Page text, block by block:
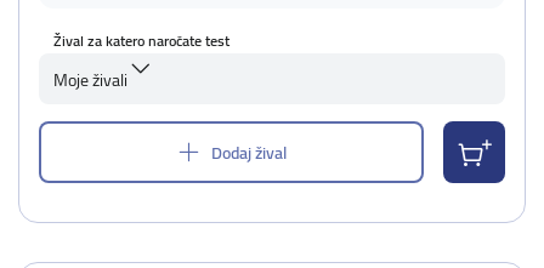
Žival za katero naročate test
Moje živali
Dodaj žival